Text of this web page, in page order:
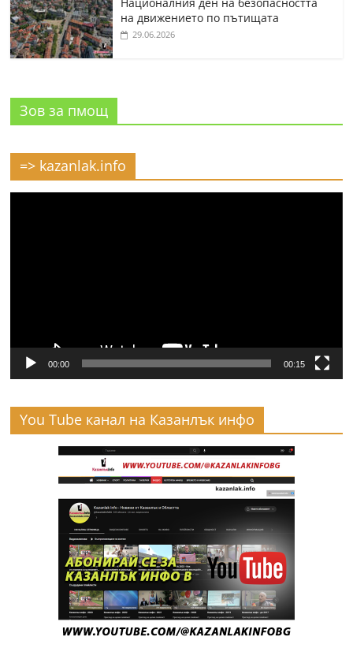
на движението по пътищата
29.06.2026
Зов за пмощ
=> kazanlak.info
00:00 00:15
You Tube канал на Казанлък инфо